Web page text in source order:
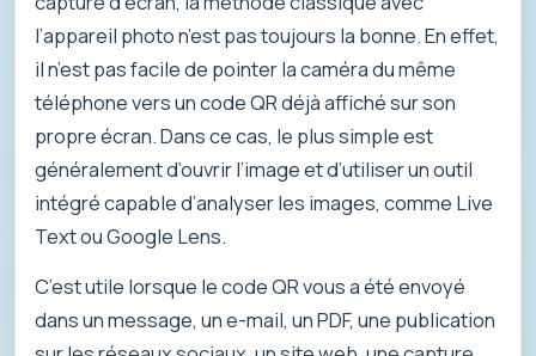
l’appareil photo n’est pas toujours la bonne. En effet,
il n’est pas facile de pointer la caméra du même
téléphone vers un code QR déjà affiché sur son
propre écran. Dans ce cas, le plus simple est
généralement d’ouvrir l’image et d’utiliser un outil
intégré capable d’analyser les images, comme Live
Text ou Google Lens.
C’est utile lorsque le code QR vous a été envoyé
dans un message, un e-mail, un PDF, une publication